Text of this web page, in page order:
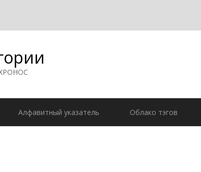
Алфавитный указатель Облако тэгов